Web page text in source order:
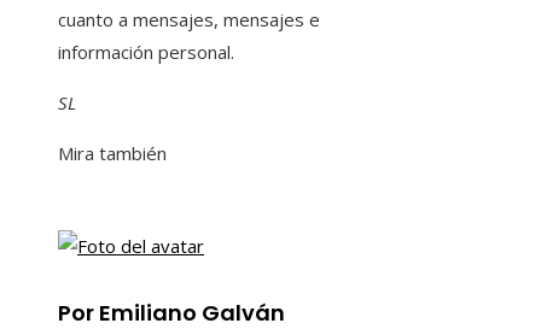
cuanto a mensajes, mensajes e
información personal.
SL
Mira también
Por Emiliano Galván